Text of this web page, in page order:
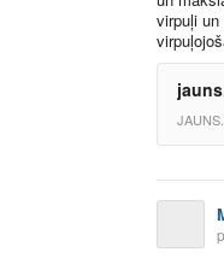
virpuļi